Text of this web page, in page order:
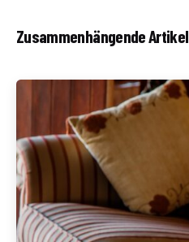
Zusammenhängende Artikel